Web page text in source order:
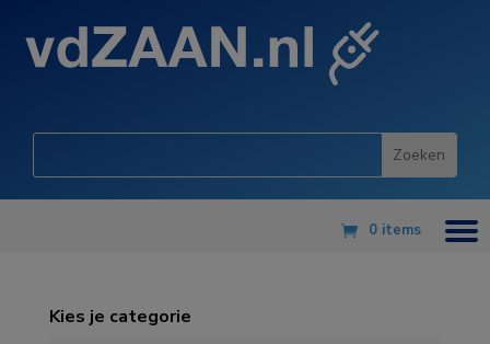
0 items
Kies je categorie